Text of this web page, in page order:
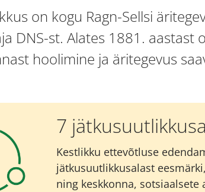
on kogu Ragn-Sellsi
DNS-st. Alates 1881. aastast
hoolimine ja äritegevus
7
Kestlikku ettevõtluse
jätkusuutlikkusalast
ning keskkonna,